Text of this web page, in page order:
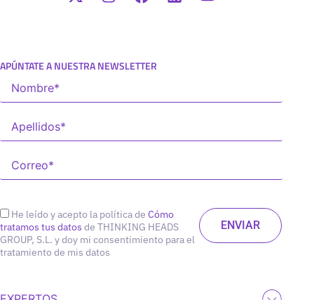
APÚNTATE A NUESTRA NEWSLETTER
He leído y acepto la política de Cómo
tratamos tus datos de THINKING HEADS
GROUP, S.L. y doy mi consentimiento para el
tratamiento de mis datos